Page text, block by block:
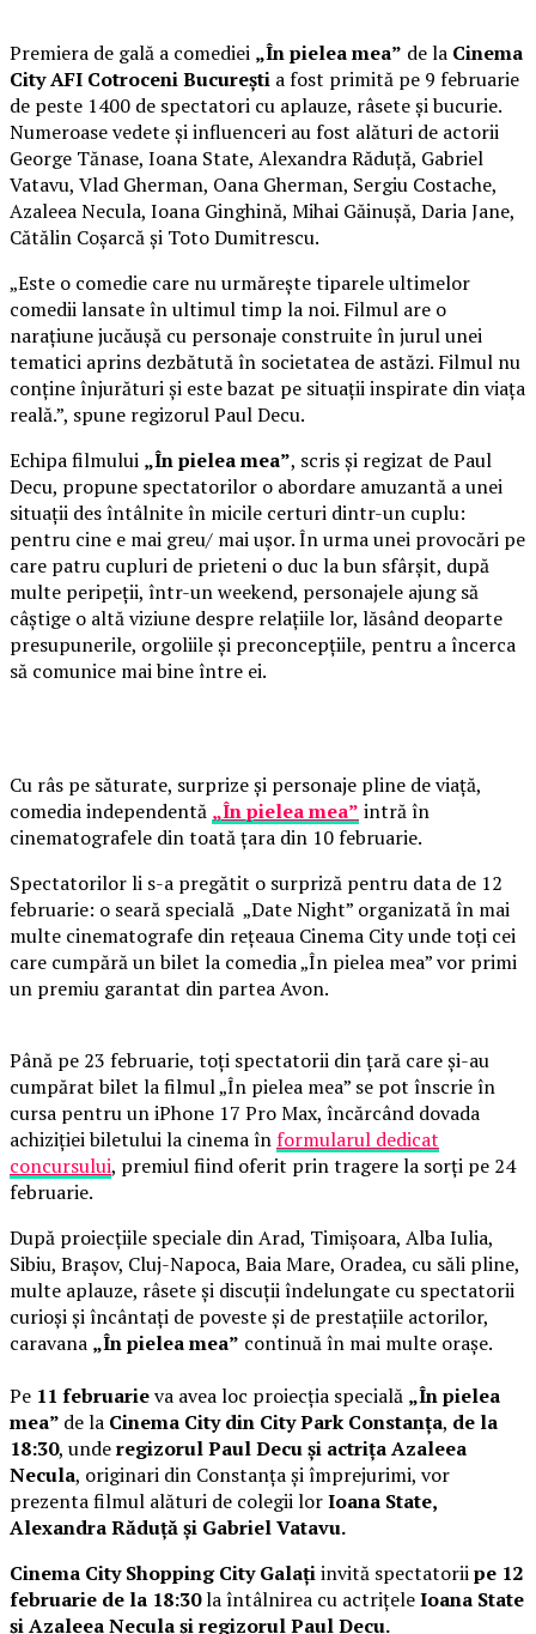
Premiera de gală a comediei „În pielea mea” de la Cinema
City AFI Cotroceni București a fost primită pe 9 februarie
de peste 1400 de spectatori cu aplauze, râsete și bucurie.
Numeroase vedete și influenceri au fost alături de actorii
George Tănase, Ioana State, Alexandra Răduță, Gabriel
Vatavu, Vlad Gherman, Oana Gherman, Sergiu Costache,
Azaleea Necula, Ioana Ginghină, Mihai Găinușă, Daria Jane,
Cătălin Coșarcă și Toto Dumitrescu.
„Este o comedie care nu urmărește tiparele ultimelor
comedii lansate în ultimul timp la noi. Filmul are o
narațiune jucăușă cu personaje construite în jurul unei
tematici aprins dezbătută în societatea de astăzi. Filmul nu
conține înjurături și este bazat pe situații inspirate din viața
reală.”, spune regizorul Paul Decu.
Echipa filmului „În pielea mea”, scris și regizat de Paul
Decu, propune spectatorilor o abordare amuzantă a unei
situații des întâlnite în micile certuri dintr-un cuplu:
pentru cine e mai greu/ mai ușor. În urma unei provocări pe
care patru cupluri de prieteni o duc la bun sfârșit, după
multe peripeții, într-un weekend, personajele ajung să
câștige o altă viziune despre relațiile lor, lăsând deoparte
presupunerile, orgoliile și preconcepțiile, pentru a încerca
să comunice mai bine între ei.
Cu râs pe săturate, surprize și personaje pline de viață,
comedia independentă „În pielea mea” intră în
cinematografele din toată țara din 10 februarie.
Spectatorilor li s-a pregătit o surpriză pentru data de 12
februarie: o seară specială „Date Night” organizată în mai
multe cinematografe din rețeaua Cinema City unde toți cei
care cumpără un bilet la comedia „În pielea mea” vor primi
un premiu garantat din partea Avon.
Până pe 23 februarie, toți spectatorii din țară care și-au
cumpărat bilet la filmul „În pielea mea” se pot înscrie în
cursa pentru un iPhone 17 Pro Max, încărcând dovada
achiziției biletului la cinema înformularul dedicat
concursului, premiul fiind oferit prin tragere la sorți pe 24
februarie.
După proiecțiile speciale din Arad, Timișoara, Alba Iulia,
Sibiu, Brașov, Cluj-Napoca, Baia Mare, Oradea, cu săli pline,
multe aplauze, râsete și discuții îndelungate cu spectatorii
curioși și încântați de poveste și de prestațiile actorilor,
caravana „În pielea mea” continuă în mai multe orașe.
Pe 11 februarieva avea loc proiecția specială „În pielea
mea” de la Cinema City din City Park Constanța, de la
18:30, underegizorul Paul Decu și actrița Azaleea
Necula, originari din Constanța și împrejurimi, vor
prezenta filmul alături de colegii lorIoana State,
Alexandra Răduță și Gabriel Vatavu.
Cinema City Shopping City Galațiinvită spectatoriipe 12
februarie de la 18:30la întâlnirea cu actrițeleIoana State
și Azaleea Necula și regizorul Paul Decu.